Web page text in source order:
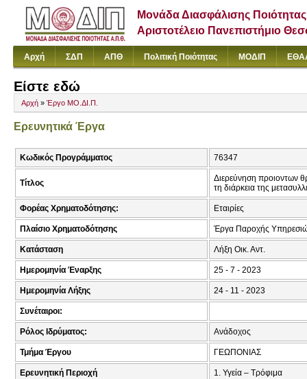
Μονάδα Διασφάλισης Ποιότητας
Αριστοτέλειο Πανεπιστήμιο
Αρχή ΣΔΠ ΑΠΘ Πολιτική Ποιότητας ΜΟΔΙΠ
Είστε εδώ
Αρχή » Έργο ΜΟ.ΔΙ.Π.
Ερευνητικά Έργα
Κωδικός Προγράμματος 76347
Τίτλος
Διερεύνηση προιοντων
τη διάρκεια της
Φορέας Χρηματοδότησης: Εταιρίες
Πλαίσιο Χρηματοδότησης Έργα Παροχής
Κατάσταση Λήξη Οικ. Αντ.
Ημερομηνία Έναρξης 25 - 7 - 2023
Ημερομηνία Λήξης 24 - 11 - 2023
Συνέταιροι:
Ρόλος Ιδρύματος: Ανάδοχος
Τμήμα Έργου ΓΕΩΠΟΝΙΑΣ
Ερευνητική Περιοχή 1. Υγεία – Τρόφιμα